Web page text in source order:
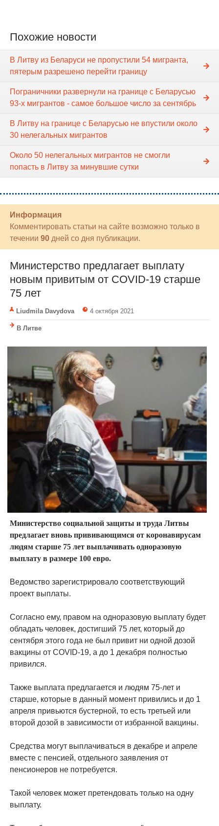
Похожие новости
В Литву из Беларуси не пропустили 54 мигранта,
пятерым разрешено перейти границу
Пограничники развернули на границе с Беларусью
93-х мигрантов - самое большое число за сентябрь
В Литву на границе с Беларусью не впустили около
30 нелегальных мигрантов
Около 50 нелегальных мигрантов не смогли
попасть в Литву за минувшие сутки
Информация
Комментировать статьи на сайте возможно только в
течении 90 дней со дня публикации.
Министерство предлагает выплату
новым привитым от COVID-19 старше
75 лет
Liudmila Davydova 4 октября 2021
В Литве
Министерство социальной защиты и труда Литвы
предлагает вновь прививающимся от коронавирусам
людям старше 75 лет выплачивать одноразовую
выплату в размере 100 евро.
Ведомство зарегистрировало соответствующий
проект выплаты.
Согласно ему, правом на одноразовую выплату будет
обладать человек, достигший 75 лет, который до
сентября этого года не был привит ни одной дозой
вакцины от COVID-19, а до 1 декабря полностью
привился.
Также выплата предлагается и людям 75-лет и
старше, которые в данный момент привились и до 1
апреля привьются бустерной, то есть третьей или
второй дозой в зависимости от избранной вакцины.
Средства могут выплачиваться в декабре и апреле
вместе с пенсией, отдельного заявления от
пенсионеров не потребуется.
Такой человек может претендовать только на одну
выплату.